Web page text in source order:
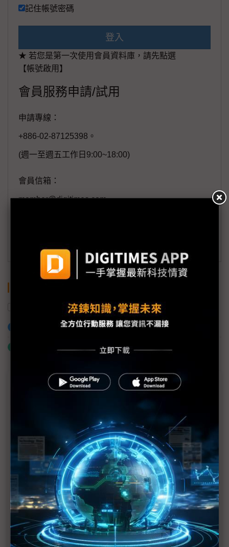
記住帳號密碼
登入
★ 若您是第一次使用會員資料庫，請先點選
【帳號啟用】
會員服務申請/試用
申請專線：
+886-02-87125398。
(週一至週五工作日9:00~18:00)
會員信箱：
member@digitimes.com
荷蘭 個資
加入已選取到「關鍵字追蹤」
什麼是「關鍵字追蹤」
近７天熱門報導
MLCC訂單過熱、出貨比創高 村田示警全球AI基
2027全年記憶體產能提前售罄 買家「祕而不
宣」只怕買不夠
英特爾EMIB良率達標 聯發科第2代ASIC產品
2028準時量產
光進銅退更明確？ 聯發科估SerDes 448G為銅
線「最終戰場」